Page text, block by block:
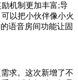
机制更加丰富;导
以把小伙伴像小火
语音房间功能让固
求。这次新增了不